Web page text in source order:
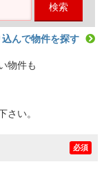
検索
込んで物件を探す
物件も
さい。
必須